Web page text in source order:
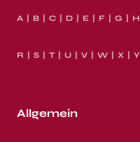
A B C D E F G H
R S T U V W X Y
Allgemein